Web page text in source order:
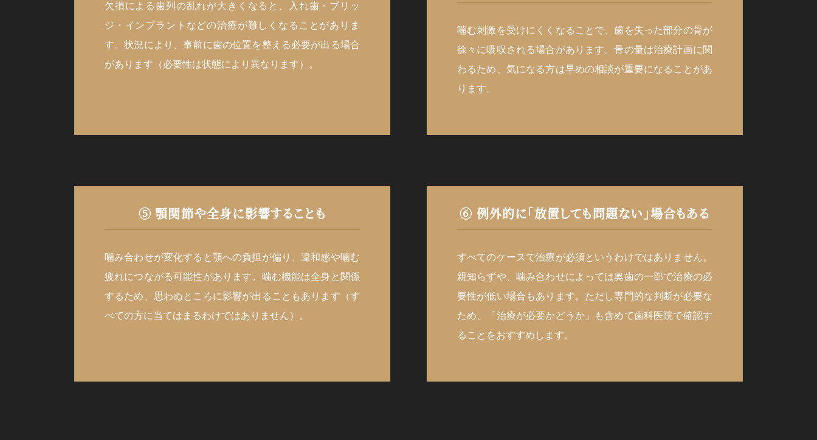
欠損による歯列の乱れが大きくなると、入れ歯・ブリッ
ジ・インプラントなどの治療が難しくなることがありま
す。状況により、事前に歯の位置を整える必要が出る場合
があります（必要性は状態により異なります）。
噛む刺激を受けにくくなることで、歯を失った部分の骨が
徐々に吸収される場合があります。骨の量は治療計画に関
わるため、気になる方は早めの相談が重要になることがあ
ります。
⑤ 顎関節や全身に影響することも
噛み合わせが変化すると顎への負担が偏り、違和感や噛む
疲れにつながる可能性があります。噛む機能は全身と関係
するため、思わぬところに影響が出ることもあります（す
べての方に当てはまるわけではありません）。
⑥ 例外的に「放置しても問題ない」場合もある
すべてのケースで治療が必須というわけではありません。
親知らずや、噛み合わせによっては奥歯の一部で治療の必
要性が低い場合もあります。ただし専門的な判断が必要な
ため、「治療が必要かどうか」も含めて歯科医院で確認す
ることをおすすめします。